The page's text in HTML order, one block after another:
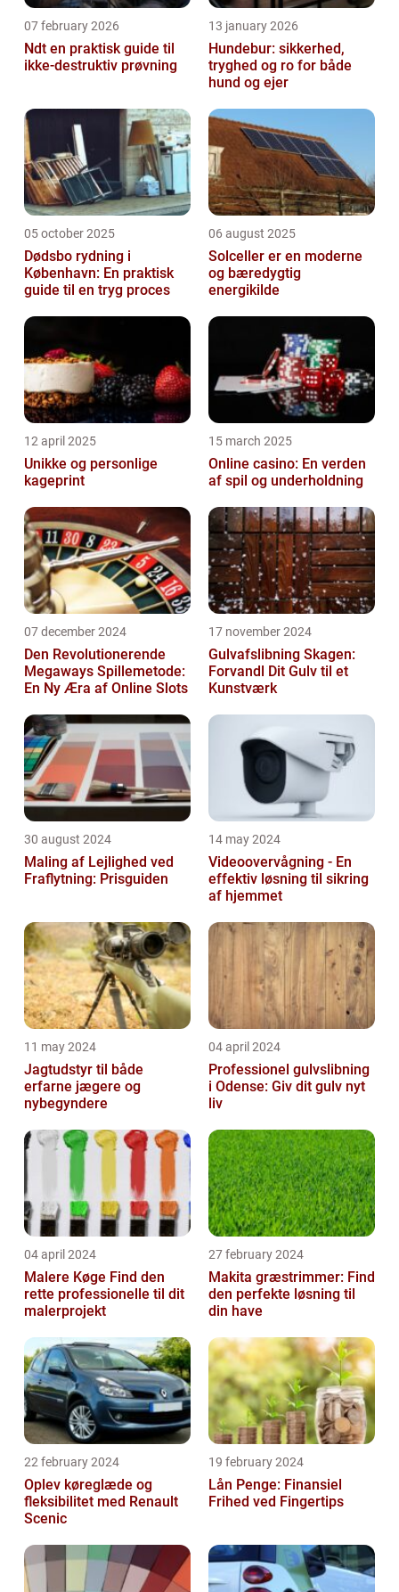
07 february 2026
Ndt en praktisk guide til
ikke-destruktiv prøvning
13 january 2026
Hundebur: sikkerhed,
tryghed og ro for både
hund og ejer
05 october 2025
Dødsbo rydning i
København: En praktisk
guide til en tryg proces
06 august 2025
Solceller er en moderne
og bæredygtig
energikilde
12 april 2025
Unikke og personlige
kageprint
15 march 2025
Online casino: En verden
af spil og underholdning
07 december 2024
Den Revolutionerende
Megaways Spillemetode:
En Ny Æra af Online Slots
17 november 2024
Gulvafslibning Skagen:
Forvandl Dit Gulv til et
Kunstværk
30 august 2024
Maling af Lejlighed ved
Fraflytning: Prisguiden
14 may 2024
Videoovervågning - En
effektiv løsning til sikring
af hjemmet
11 may 2024
Jagtudstyr til både
erfarne jægere og
nybegyndere
04 april 2024
Professionel gulvslibning
i Odense: Giv dit gulv nyt
liv
04 april 2024
Malere Køge Find den
rette professionelle til dit
malerprojekt
27 february 2024
Makita græstrimmer: Find
den perfekte løsning til
din have
22 february 2024
Oplev køreglæde og
fleksibilitet med Renault
Scenic
19 february 2024
Lån Penge: Finansiel
Frihed ved Fingertips